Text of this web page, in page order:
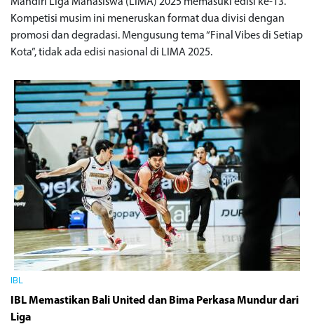
Mandiri Liga Mahasiswa (LIMA) 2025 memasuki edisi ke-13.
Kompetisi musim ini meneruskan format dua divisi dengan
promosi dan degradasi. Mengusung tema “Final Vibes di Setiap
Kota”, tidak ada edisi nasional di LIMA 2025.
IBL
IBL Memastikan Bali United dan Bima Perkasa Mundur dari
Liga